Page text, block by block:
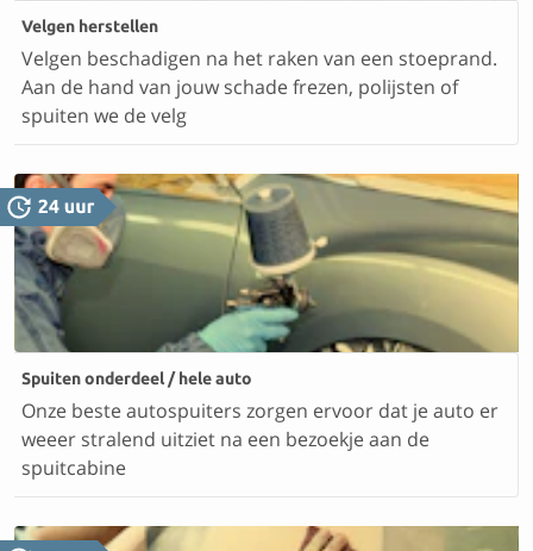
Velgen herstellen
Velgen beschadigen na het raken van een stoeprand.
Aan de hand van jouw schade frezen, polijsten of
spuiten we de velg
Spuiten onderdeel / hele auto
Onze beste autospuiters zorgen ervoor dat je auto er
weeer stralend uitziet na een bezoekje aan de
spuitcabine